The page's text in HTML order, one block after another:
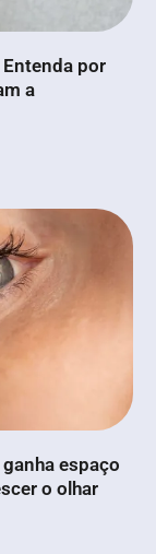
por
a
espaço
o olhar